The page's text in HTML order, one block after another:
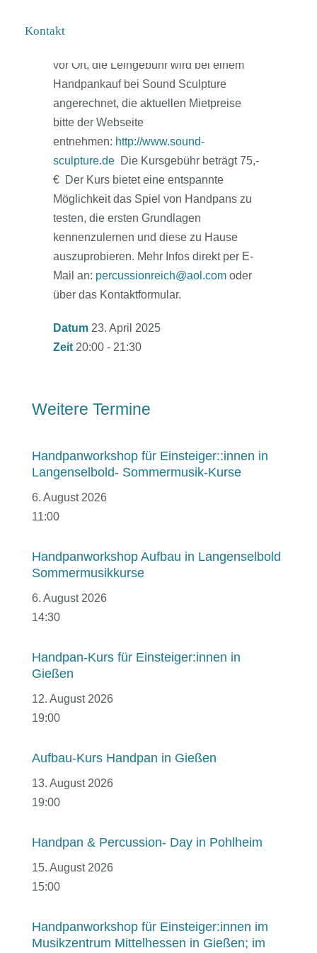
Wochen von Sound Sculpture
vor Ort, die Leihgebühr wird bei einem
Handpankauf bei Sound Sculpture
angerechnet, die aktuellen Mietpreise
bitte der Webseite
entnehmen: http://www.sound-
sculpture.deDie Kursgebühr beträgt 75,-
€ Der Kurs bietet eine entspannte
Möglichkeit das Spiel von Handpans zu
testen, die ersten Grundlagen
kennenzulernen und diese zu Hause
auszuprobieren. Mehr Infos direkt per E-
Mail an: percussionreich@aol.comoder
über das Kontaktformular.
Datum 23. April 2025
Zeit 20:00 - 21:30
Weitere Termine
Handpanworkshop für Einsteiger::innen in
Langenselbold- Sommermusik-Kurse
6. August 2026
11:00
Handpanworkshop Aufbau in Langenselbold
Sommermusikkurse
6. August 2026
14:30
Handpan-Kurs für Einsteiger:innen in
Gießen
12. August 2026
19:00
Aufbau-Kurs Handpan in Gießen
13. August 2026
19:00
Handpan & Percussion- Day in Pohlheim
15. August 2026
15:00
Handpanworkshop für Einsteiger:innen im
Musikzentrum Mittelhessen in Gießen; im
Kontakt